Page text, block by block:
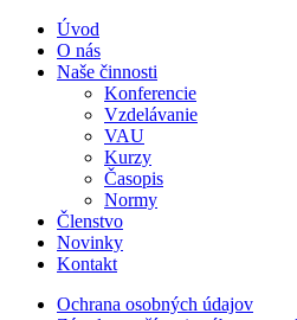
Úvod
O nás
Naše činnosti
Konferencie
Vzdelávanie
VAU
Kurzy
Časopis
Normy
Členstvo
Novinky
Kontakt
Ochrana osobných údajov